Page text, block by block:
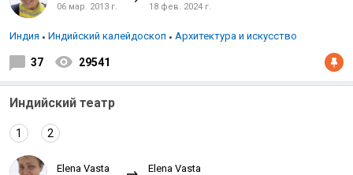
06 мар. 2013 г. 18 фев. 2024 г.
Индия Индийский калейдоскоп Архитектура и искусство
37 29541
Индийский театр
1 2
Elena Vasta Elena Vasta